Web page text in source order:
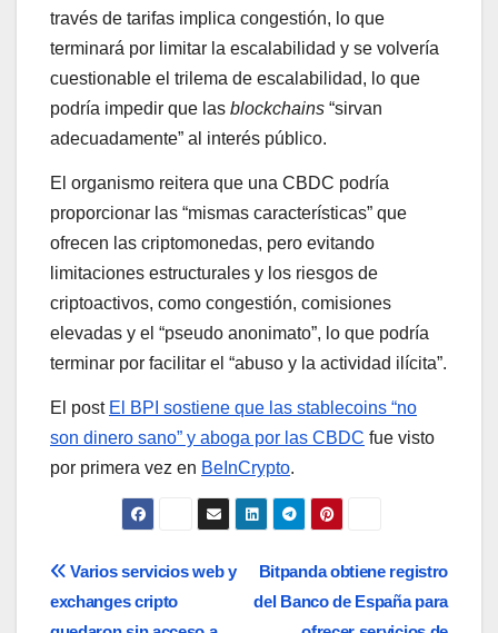
través de tarifas implica congestión, lo que
terminará por limitar la escalabilidad y se volvería
cuestionable el trilema de escalabilidad, lo que
podría impedir que las blockchains “sirvan
adecuadamente” al interés público.
El organismo reitera que una CBDC podría
proporcionar las “mismas características” que
ofrecen las criptomonedas, pero evitando
limitaciones estructurales y los riesgos de
criptoactivos, como congestión, comisiones
elevadas y el “pseudo anonimato”, lo que podría
terminar por facilitar el “abuso y la actividad ilícita”.
El post El BPI sostiene que las stablecoins “no
son dinero sano” y aboga por las CBDC fue visto
por primera vez en BeInCrypto.
Navegación
de
Bitpanda obtiene registro
del Banco de España para
Varios servicios web y
exchanges cripto